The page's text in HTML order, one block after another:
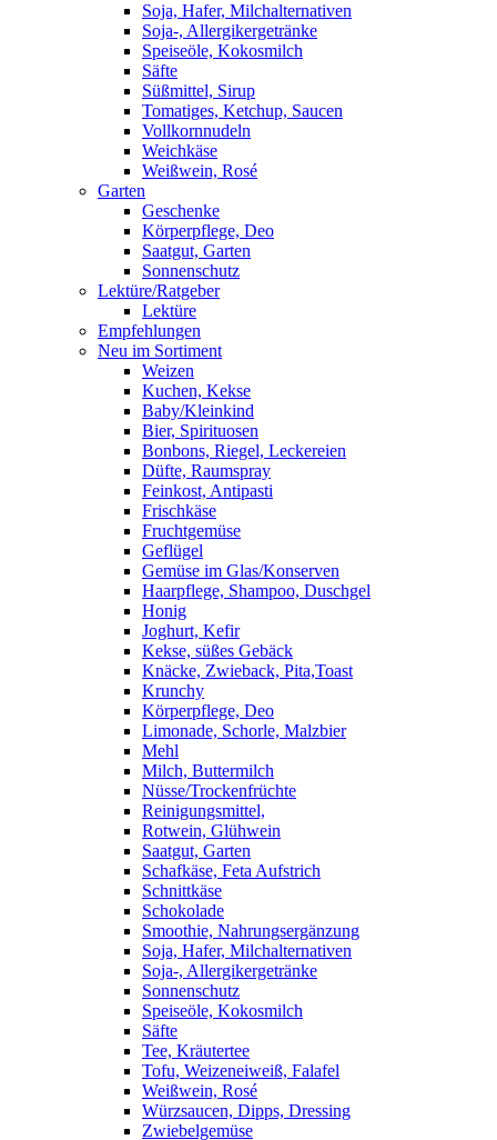
Soja, Hafer, Milchalternativen
Soja-, Allergikergetränke
Speiseöle, Kokosmilch
Säfte
Süßmittel, Sirup
Tomatiges, Ketchup, Saucen
Vollkornnudeln
Weichkäse
Weißwein, Rosé
Garten
Geschenke
Körperpflege, Deo
Saatgut, Garten
Sonnenschutz
Lektüre/Ratgeber
Lektüre
Empfehlungen
Neu im Sortiment
Weizen
Kuchen, Kekse
Baby/Kleinkind
Bier, Spirituosen
Bonbons, Riegel, Leckereien
Düfte, Raumspray
Feinkost, Antipasti
Frischkäse
Fruchtgemüse
Geflügel
Gemüse im Glas/Konserven
Haarpflege, Shampoo, Duschgel
Honig
Joghurt, Kefir
Kekse, süßes Gebäck
Knäcke, Zwieback, Pita,Toast
Krunchy
Körperpflege, Deo
Limonade, Schorle, Malzbier
Mehl
Milch, Buttermilch
Nüsse/Trockenfrüchte
Reinigungsmittel,
Rotwein, Glühwein
Saatgut, Garten
Schafkäse, Feta Aufstrich
Schnittkäse
Schokolade
Smoothie, Nahrungsergänzung
Soja, Hafer, Milchalternativen
Soja-, Allergikergetränke
Sonnenschutz
Speiseöle, Kokosmilch
Säfte
Tee, Kräutertee
Tofu, Weizeneiweiß, Falafel
Weißwein, Rosé
Würzsaucen, Dipps, Dressing
Zwiebelgemüse